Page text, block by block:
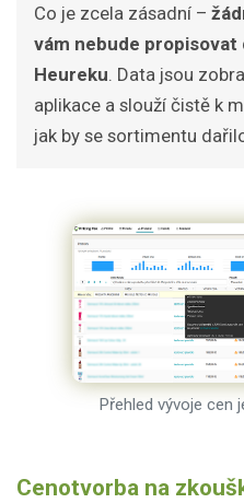
Co je zcela zásadní –
vám nebude propisovat
Heureku . Data jsou
aplikace a slouží čistě k
jak by se sortimentu
Přehled vývoje cen
Cenotvorba na